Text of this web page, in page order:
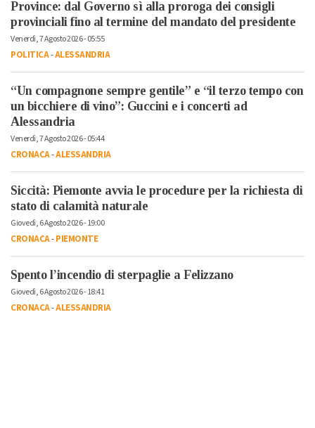
Province: dal Governo sì alla proroga dei consigli
provinciali fino al termine del mandato del presidente
Venerdì, 7 Agosto 2026 - 05:55
POLITICA-ALESSANDRIA
“Un compagnone sempre gentile” e “il terzo tempo con
un bicchiere di vino”: Guccini e i concerti ad
Alessandria
Venerdì, 7 Agosto 2026 - 05:44
CRONACA-ALESSANDRIA
Siccità: Piemonte avvia le procedure per la richiesta di
stato di calamità naturale
Giovedì, 6 Agosto 2026 - 19:00
CRONACA-PIEMONTE
Spento l’incendio di sterpaglie a Felizzano
Giovedì, 6 Agosto 2026 - 18:41
CRONACA-ALESSANDRIA